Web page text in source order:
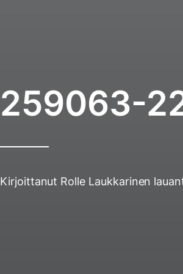
259063-
Kirjoittanut Rolle Laukkarinen